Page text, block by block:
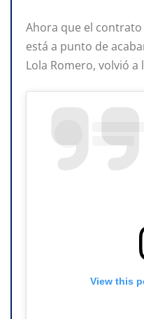
Ahora que el
está a punto de
Lola Romero, volvió a
View this